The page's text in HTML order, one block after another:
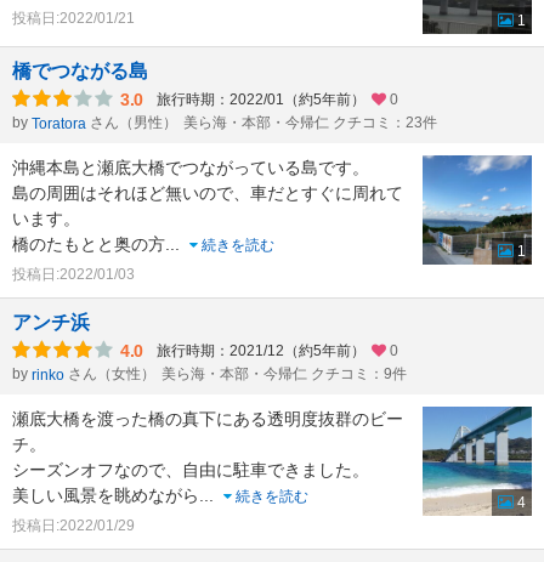
投稿日:2022/01/21
1
橋でつながる島
3.0 旅行時期：2022/01（約5年前）
0
by Toratora さん（男性） 美ら海・本部・今帰仁 クチコミ：23件
沖縄本島と瀬底大橋でつながっている島です。
島の周囲はそれほど無いので、車だとすぐに周れて
います。
橋のたもとと奥の方
続きを読む
投稿日:2022/01/03
1
アンチ浜
4.0 旅行時期：2021/12（約5年前）
0
by rinko さん（女性） 美ら海・本部・今帰仁 クチコミ：9件
瀬底大橋を渡った橋の真下にある透明度抜群のビー
チ。
シーズンオフなので、自由に駐車できました。
美しい風景を眺めながら
続きを読む
投稿日:2022/01/29
4